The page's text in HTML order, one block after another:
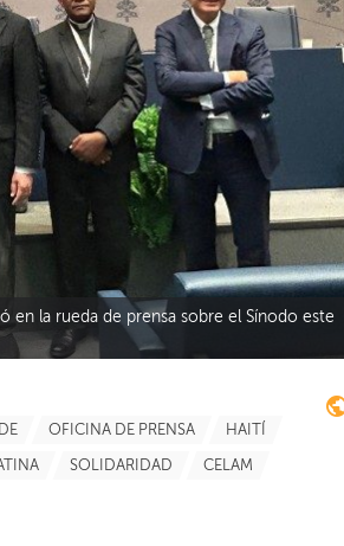
en la rueda de prensa sobre el Sínodo este
OFICINA DE PRENSA HAITÍ
SOLIDARIDAD CELAM